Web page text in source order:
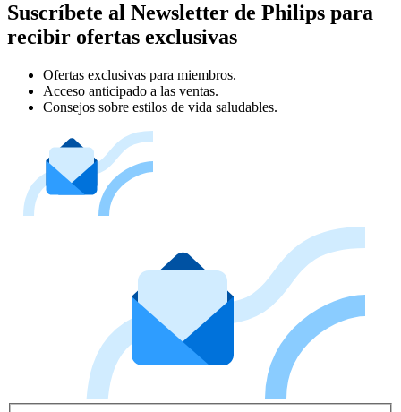
Suscríbete al Newsletter de Philips para
recibir ofertas exclusivas
Ofertas exclusivas para miembros.
Acceso anticipado a las ventas.
Consejos sobre estilos de vida saludables.